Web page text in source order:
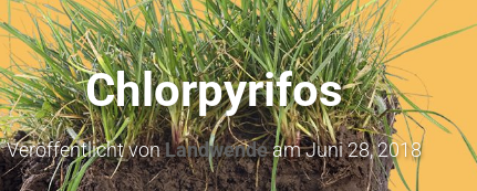
Chlorpyrifos
Veröffentlicht vonLandwendeamJuni 28, 2018